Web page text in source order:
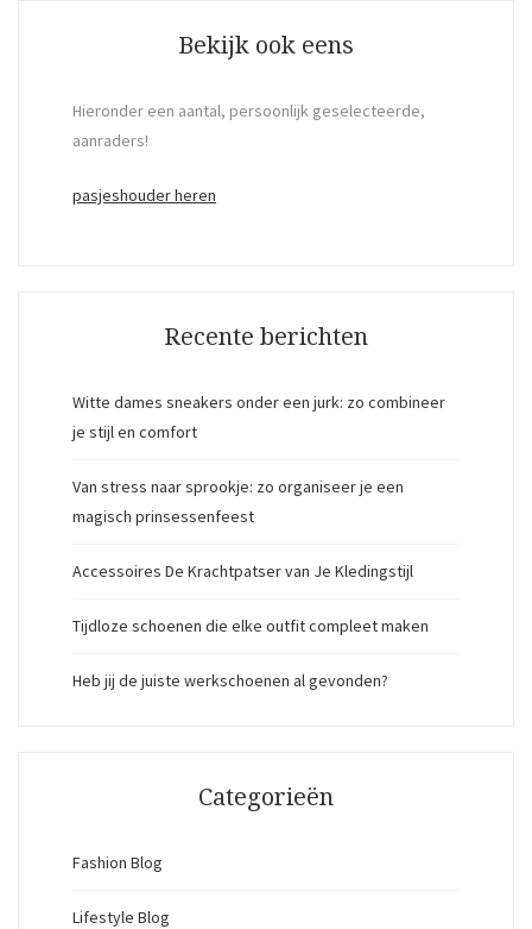
Bekijk ook eens
Hieronder een aantal, persoonlijk geselecteerde,
aanraders!
pasjeshouder heren
Recente berichten
Witte dames sneakers onder een jurk: zo combineer
je stijl en comfort
Van stress naar sprookje: zo organiseer je een
magisch prinsessenfeest
Accessoires De Krachtpatser van Je Kledingstijl
Tijdloze schoenen die elke outfit compleet maken
Heb jij de juiste werkschoenen al gevonden?
Categorieën
Fashion Blog
Lifestyle Blog